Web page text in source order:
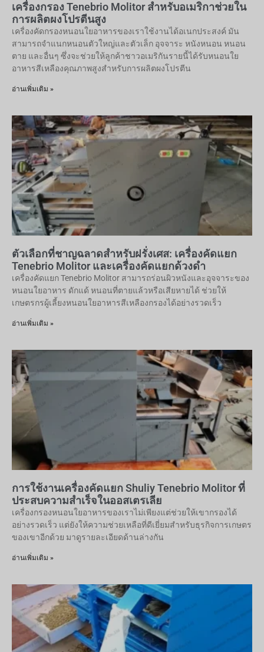
เครื่องกรอง Tenebrio Molitor สำหรับอเมริกาช่วยใน
การผลิตผงโปรตีนสูง
เครื่องคัดกรองหนอนใยอาหารของเราใช้งานได้อเนกประสงค์ มัน
สามารถจำแนกหนอนตัวใหญ่และตัวเล็ก อุจจาระ หนังหนอน หนอน
ตาย และอื่นๆ ซึ่งจะช่วยให้ลูกค้าชาวอเมริกันรายนี้ได้รับหนอนใย
อาหารสีเหลืองคุณภาพสูงสำหรับการผลิตผงโปรตีน
อ่านเพิ่มเติม »
ตัวเลือกที่ชาญฉลาดสำหรับฝรั่งเศส: เครื่องคัดแยก
Tenebrio Molitor และเครื่องคัดแยกด้วงดำ
เครื่องคัดแยก Tenebrio Molitor สามารถร่อนผิวหนังและอุจจาระของ
หนอนใยอาหาร ดักแด้ หนอนที่ตายแล้วหรือเสียหายได้ ช่วยให้
เกษตรกรผู้เลี้ยงหนอนใยอาหารสีเหลืองกรองได้อย่างรวดเร็ว
อ่านเพิ่มเติม »
การใช้งานเครื่องคัดแยก Shuliy Tenebrio Molitor ที่
ประสบความสำเร็จในออสเตรเลีย
เครื่องกรองหนอนใยอาหารของเราไม่เพียงแต่ช่วยให้เขากรองได้
อย่างรวดเร็ว แต่ยังให้ความช่วยเหลือที่ดีเยี่ยมสำหรับธุรกิจการเกษตร
ของเขาอีกด้วย มาดูรายละเอียดด้านล่างกัน
อ่านเพิ่มเติม »